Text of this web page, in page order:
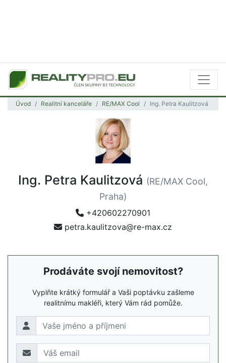
Úvod Realitní kanceláře RE/MAX Cool Ing. Petra Kaulitzová
Ing. Petra Kaulitzová (RE/MAX Cool,
Praha)
+420602270901
petra.kaulitzova@re-max.cz
Prodáváte svojí nemovitost?
Vyplňte krátký formulář a Vaši poptávku zašleme
realitnímu makléři, který Vám rád pomůže.